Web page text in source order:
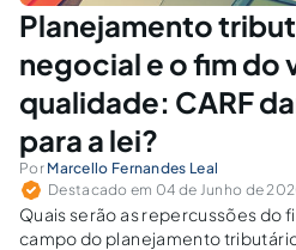
Planejamento
negocial e o fim do
qualidade: CARF
para a lei?
Por Marcello Fernandes Leal
Destacado em 04 de Junho de
Quais serão as repercussões do
campo do planejamento